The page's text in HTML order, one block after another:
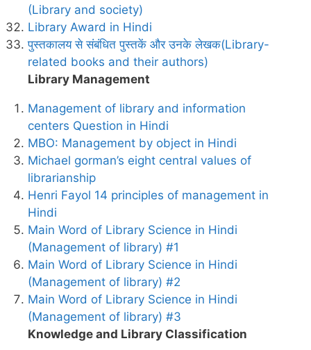
(Library and society)
Library Award in Hindi
पुस्तकालय से संबंधित पुस्तकें और उनके लेखक(Library-
related books and their authors)
Library Management
Management of library and information
centers Question in Hindi
MBO: Management by object in Hindi
Michael gorman’s eight central values of
librarianship
Henri Fayol 14 principles of management in
Hindi
Main Word of Library Science in Hindi
(Management of library) #1
Main Word of Library Science in Hindi
(Management of library) #2
Main Word of Library Science in Hindi
(Management of library) #3
Knowledge and Library Classification